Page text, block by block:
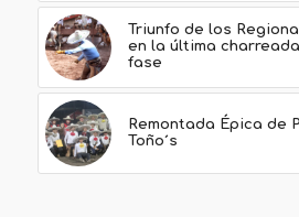
Triunfo de los
en la última
fase
Remontada Épica de
Toño´s